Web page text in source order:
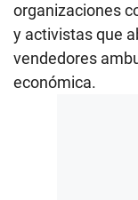
organizaciones
y activistas que
vendedores
económica.